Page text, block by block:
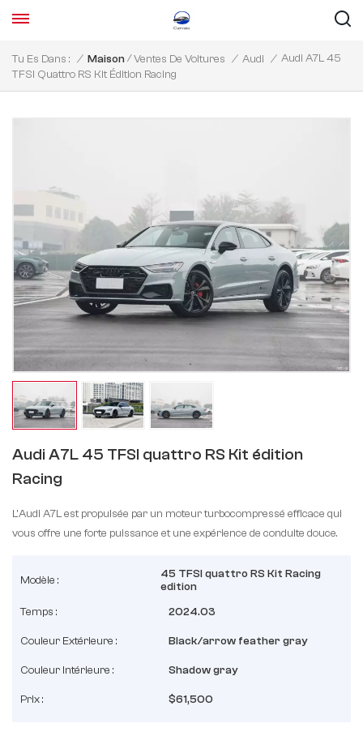
Tu Es Dans : / Maison/Ventes De Voitures / Audi / Audi A7L 45
TFSI Quattro RS Kit Édition Racing
Audi A7L 45 TFSI quattro RS Kit édition
Racing
L'Audi A7L est propulsée par un moteur turbocompressé efficace qui
vous offre une forte puissance et une expérience de conduite douce.
Modèle :
45 TFSI quattro RS Kit Racing
edition
Temps :
2024.03
Couleur Extérieure : Black/arrow feather gray
Couleur Intérieure : Shadow gray
Prix : $61,500